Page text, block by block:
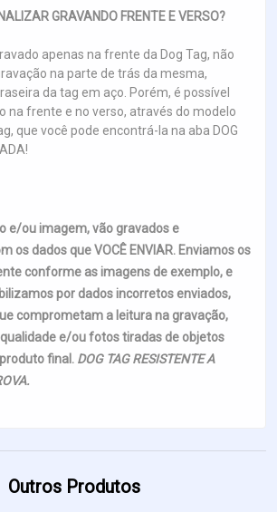
GRAVANDO FRENTE E VERSO?
apenas na frente da Dog Tag, não
na parte de trás da mesma,
da tag em aço. Porém, é possível
na frente e no verso, através do modelo
que você pode encontrá-la na aba DOG
e/ou imagem, vão gravados e
os dados que VOCÊ ENVIAR. Enviamos os
conforme as imagens de exemplo, e
por dados incorretos enviados,
comprometam a leitura na gravação,
e/ou fotos tiradas de objetos
final. DOG TAG RESISTENTE A
Outros Produtos